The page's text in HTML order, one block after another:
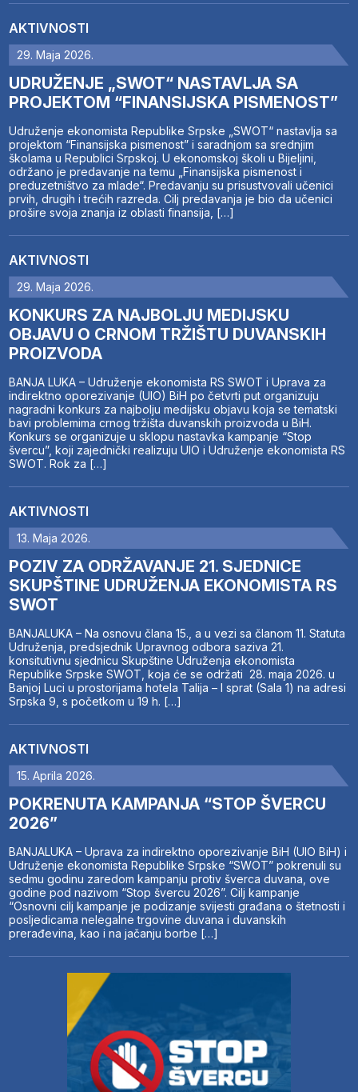
AKTIVNOSTI
29. Maja 2026.
UDRUŽENJE „SWOT“ NASTAVLJA SA
PROJEKTOM “FINANSIJSKA PISMENOST”
Udruženje ekonomista Republike Srpske „SWOT“ nastavlja sa
projektom “Finansijska pismenost” i saradnjom sa srednjim
školama u Republici Srpskoj. U ekonomskoj školi u Bijeljini,
održano je predavanje na temu „Finansijska pismenost i
preduzetništvo za mlade“. Predavanju su prisustvovali učenici
prvih, drugih i trećih razreda. Cilj predavanja je bio da učenici
prošire svoja znanja iz oblasti finansija, […]
AKTIVNOSTI
29. Maja 2026.
KONKURS ZA NAJBOLJU MEDIJSKU
OBJAVU O CRNOM TRŽIŠTU DUVANSKIH
PROIZVODA
BANJA LUKA – Udruženje ekonomista RS SWOT i Uprava za
indirektno oporezivanje (UIO) BiH po četvrti put organizuju
nagradni konkurs za najbolju medijsku objavu koja se tematski
bavi problemima crnog tržišta duvanskih proizvoda u BiH.
Konkurs se organizuje u sklopu nastavka kampanje “Stop
švercu”, koji zajednički realizuju UIO i Udruženje ekonomista RS
SWOT. Rok za […]
AKTIVNOSTI
13. Maja 2026.
POZIV ZA ODRŽAVANJE 21. SJEDNICE
SKUPŠTINE UDRUŽENJA EKONOMISTA RS
SWOT
BANJALUKA – Na osnovu člana 15., a u vezi sa članom 11. Statuta
Udruženja, predsjednik Upravnog odbora saziva 21.
konsitutivnu sjednicu Skupštine Udruženja ekonomista
Republike Srpske SWOT, koja će se održati 28. maja 2026. u
Banjoj Luci u prostorijama hotela Talija – I sprat (Sala 1) na adresi
Srpska 9, s početkom u 19 h. […]
AKTIVNOSTI
15. Aprila 2026.
POKRENUTA KAMPANJA “STOP ŠVERCU
2026”
BANJALUKA – Uprava za indirektno oporezivanje BiH (UIO BiH) i
Udruženje ekonomista Republike Srpske “SWOT” pokrenuli su
sedmu godinu zaredom kampanju protiv šverca duvana, ove
godine pod nazivom “Stop švercu 2026”. Cilj kampanje
“Osnovni cilj kampanje je podizanje svijesti građana o štetnosti i
posljedicama nelegalne trgovine duvana i duvanskih
prerađevina, kao i na jačanju borbe […]